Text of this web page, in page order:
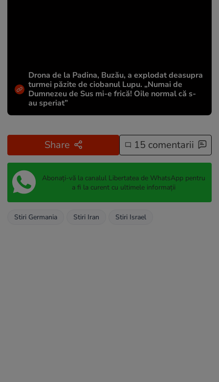
Drona de la Padina, Buzău, a explodat deasupra
turmei păzite de ciobanul Lupu. „Numai de
Dumnezeu de Sus mi-e frică! Oile normal că s-
au speriat”
Share 15 comentarii
Abonați-vă la canalul Libertatea de WhatsApp pentru
a fi la curent cu ultimele informații
Stiri Germania Stiri Iran Stiri Israel